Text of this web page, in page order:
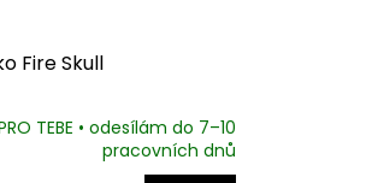
Fire Skull
TEBE • odesílám do 7–10
pracovních dnů